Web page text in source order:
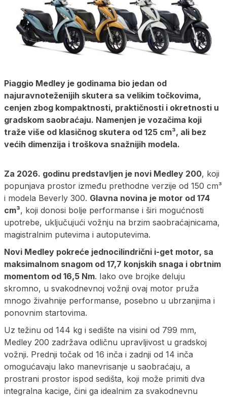
Piaggio Medley je godinama bio jedan od
najuravnoteženijih skutera sa velikim točkovima,
cenjen zbog kompaktnosti, praktičnosti i okretnosti u
gradskom saobraćaju. Namenjen je vozačima koji
traže više od klasičnog skutera od 125 cm³, ali bez
većih dimenzija i troškova snažnijih modela.
Za 2026. godinu predstavljen je novi Medley 200, koji
popunjava prostor između prethodne verzije od 150 cm³
i modela Beverly 300. Glavna novina je motor od 174
cm³, koji donosi bolje performanse i širi mogućnosti
upotrebe, uključujući vožnju na brzim saobraćajnicama,
magistralnim putevima i autoputevima.
Novi Medley pokreće jednocilindrični i-get motor, sa
maksimalnom snagom od 17,7 konjskih snaga i obrtnim
momentom od 16,5 Nm. Iako ove brojke deluju
skromno, u svakodnevnoj vožnji ovaj motor pruža
mnogo živahnije performanse, posebno u ubrzanjima i
ponovnim startovima.
Uz težinu od 144 kg i sedište na visini od 799 mm,
Medley 200 zadržava odličnu upravljivost u gradskoj
vožnji. Prednji točak od 16 inča i zadnji od 14 inča
omogućavaju lako manevrisanje u saobraćaju, a
prostrani prostor ispod sedišta, koji može primiti dva
integralna kacige, čini ga idealnim za svakodnevnu